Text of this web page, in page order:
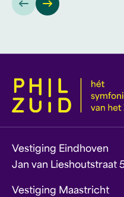
Vestiging Eindhoven
Jan van Lieshoutstraat
Vestiging Maastricht